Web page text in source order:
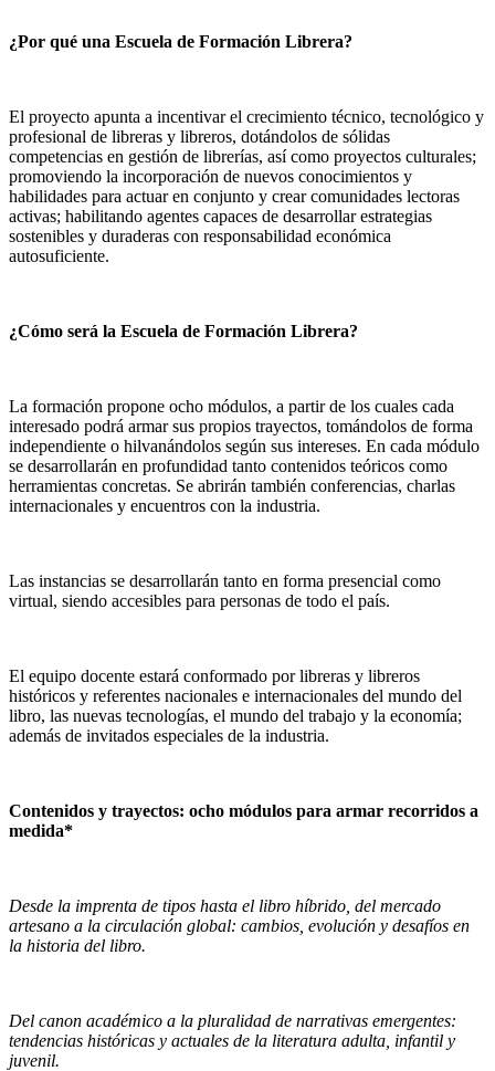
¿Por qué una Escuela de Formación Librera?
El proyecto apunta a incentivar el crecimiento técnico, tecnológico y
profesional de libreras y libreros, dotándolos de sólidas
competencias en gestión de librerías, así como proyectos culturales;
promoviendo la incorporación de nuevos conocimientos y
habilidades para actuar en conjunto y crear comunidades lectoras
activas; habilitando agentes capaces de desarrollar estrategias
sostenibles y duraderas con responsabilidad económica
autosuficiente.
¿Cómo será la Escuela de Formación Librera?
La formación propone ocho módulos, a partir de los cuales cada
interesado podrá armar sus propios trayectos, tomándolos de forma
independiente o hilvanándolos según sus intereses. En cada módulo
se desarrollarán en profundidad tanto contenidos teóricos como
herramientas concretas. Se abrirán también conferencias, charlas
internacionales y encuentros con la industria.
Las instancias se desarrollarán tanto en forma presencial como
virtual, siendo accesibles para personas de todo el país.
El equipo docente estará conformado por libreras y libreros
históricos y referentes nacionales e internacionales del mundo del
libro, las nuevas tecnologías, el mundo del trabajo y la economía;
además de invitados especiales de la industria.
Contenidos y trayectos: ocho módulos para armar recorridos a
medida*
Desde la imprenta de tipos hasta el libro híbrido, del mercado
artesano a la circulación global: cambios, evolución y desafíos en
la historia del libro.
Del canon académico a la pluralidad de narrativas emergentes:
tendencias históricas y actuales de la literatura adulta, infantil y
juvenil.